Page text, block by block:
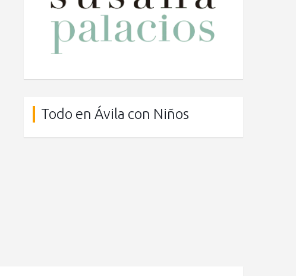
Todo en Ávila con Niños